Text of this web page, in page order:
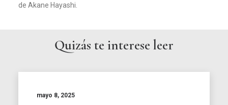
de Akane Hayashi.
Quizás te interese leer
mayo 8, 2025